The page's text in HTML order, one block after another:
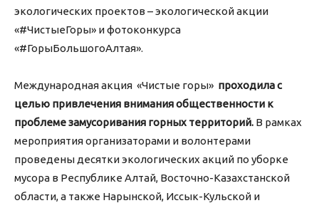
экологических проектов – экологической акции
«#ЧистыеГоры» и фотоконкурса
«#ГорыБольшогоАлтая».
Международная акция «Чистые горы» проходила с
целью привлечения внимания общественности к
проблеме замусоривания горных территорий. В рамках
мероприятия организаторами и волонтерами
проведены десятки экологических акций по уборке
мусора в Республике Алтай, Восточно-Казахстанской
области, а также Нарынской, Иссык-Кульской и